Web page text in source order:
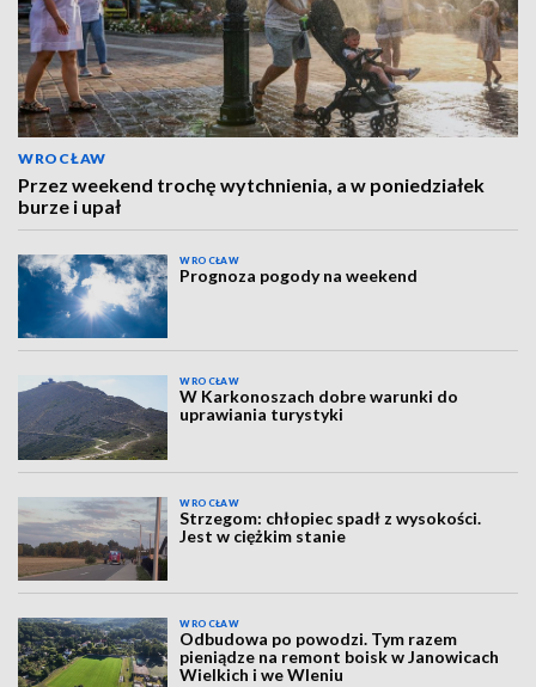
WROCŁAW
Przez weekend trochę wytchnienia, a w poniedziałek
burze i upał
WROCŁAW
Prognoza pogody na weekend
WROCŁAW
W Karkonoszach dobre warunki do
uprawiania turystyki
WROCŁAW
Strzegom: chłopiec spadł z wysokości.
Jest w ciężkim stanie
WROCŁAW
Odbudowa po powodzi. Tym razem
pieniądze na remont boisk w Janowicach
Wielkich i we Wleniu